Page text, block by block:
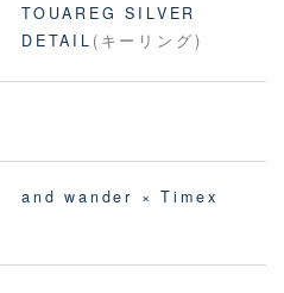
TOUAREG SILVER
DETAIL (キーリング)
and wander × Timex